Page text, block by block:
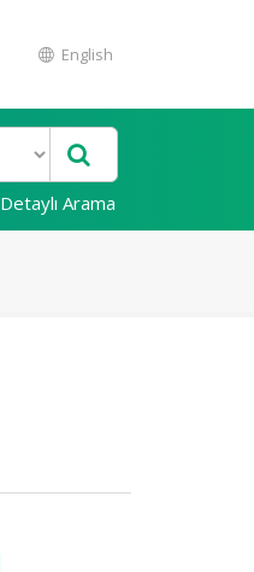
English
Detaylı Arama